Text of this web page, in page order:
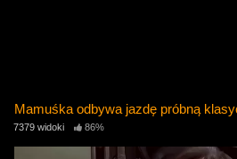
Mamuśka odbywa jazdę próbną
7379 widoki 86%